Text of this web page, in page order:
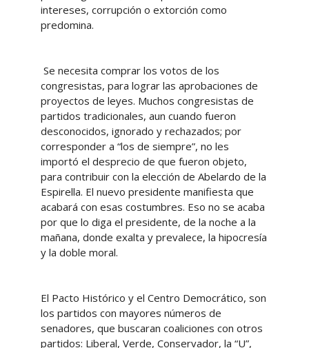
intereses, corrupción o extorción como
predomina.
Se necesita comprar los votos de los
congresistas, para lograr las aprobaciones de
proyectos de leyes. Muchos congresistas de
partidos tradicionales, aun cuando fueron
desconocidos, ignorado y rechazados; por
corresponder a “los de siempre”, no les
importó el desprecio de que fueron objeto,
para contribuir con la elección de Abelardo de la
Espirella. El nuevo presidente manifiesta que
acabará con esas costumbres. Eso no se acaba
por que lo diga el presidente, de la noche a la
mañana, donde exalta y prevalece, la hipocresía
y la doble moral.
El Pacto Histórico y el Centro Democrático, son
los partidos con mayores números de
senadores, que buscaran coaliciones con otros
partidos: Liberal, Verde, Conservador, la “U”,